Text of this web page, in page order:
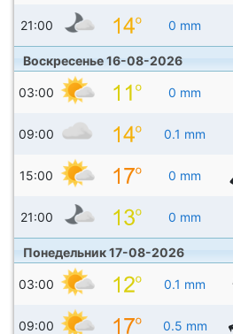
21:00 0 mm
Воскресенье 16-08-2026
03:00 0 mm
09:00 0.1 mm
15:00 0 mm
21:00 0 mm
Понедельник 17-08-2026
03:00 0.1 mm
09:00 0.5 mm